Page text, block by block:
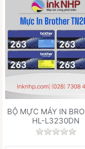
BỘ MỰC MÁY IN
HL-L3230DN
Chưa